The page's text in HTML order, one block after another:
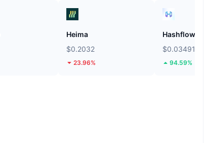
Heima
$0.2032
23.96%
Hashflow
$0.03491
94.59%